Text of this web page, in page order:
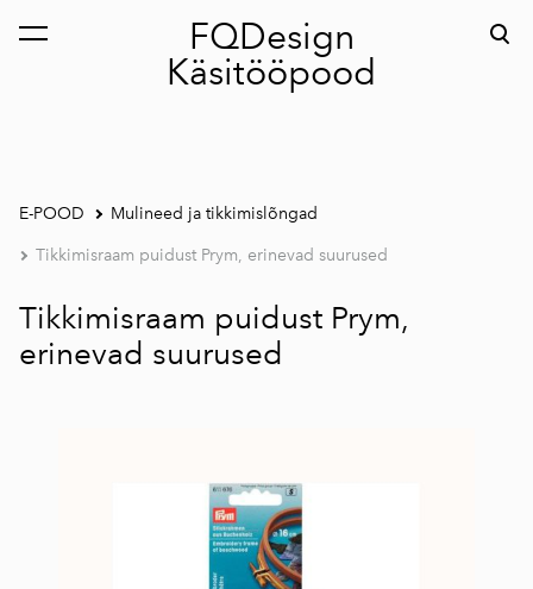
FQDesign
Käsitööpood
lisati ostukorvi. Vaata ostukorvi
E-POOD Mulineed ja tikkimislõngad
Tikkimisraam puidust Prym, erinevad suurused
Tikkimisraam puidust Prym,
erinevad suurused